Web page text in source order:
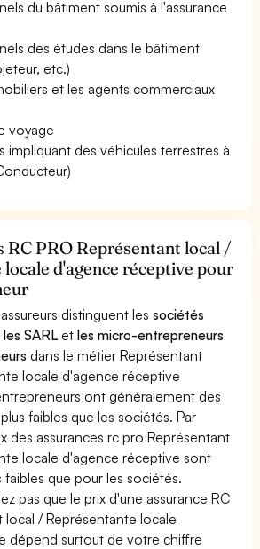
du bâtiment soumis à l'assurance
des études dans le bâtiment
etc.)
et les agents commerciaux
voyage
impliquant des véhicules terrestres à
RC PRO Représentant local /
d'agence réceptive pour
distinguent lessociétés
SARL etles micro-entrepreneurs
dans le métier Représentant
locale d'agence réceptive
ont généralement des
faibles que les sociétés. Par
des assurances rc pro Représentant
locale d'agence réceptive sont
que pour les sociétés.
pas que le prix d'une assurance RC
local / Représentante locale
dépend surtout de votre chiffre